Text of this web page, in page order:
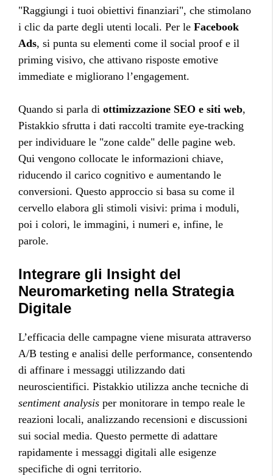
"Raggiungi i tuoi obiettivi finanziari", che stimolano
i clic da parte degli utenti locali. Per le Facebook
Ads, si punta su elementi come il social proof e il
priming visivo, che attivano risposte emotive
immediate e migliorano l’engagement.
Quando si parla di ottimizzazione SEO e siti web,
Pistakkio sfrutta i dati raccolti tramite eye-tracking
per individuare le "zone calde" delle pagine web.
Qui vengono collocate le informazioni chiave,
riducendo il carico cognitivo e aumentando le
conversioni. Questo approccio si basa su come il
cervello elabora gli stimoli visivi: prima i moduli,
poi i colori, le immagini, i numeri e, infine, le
parole.
Integrare gli Insight del
Neuromarketing nella Strategia
Digitale
L’efficacia delle campagne viene misurata attraverso
A/B testing e analisi delle performance, consentendo
di affinare i messaggi utilizzando dati
neuroscientifici. Pistakkio utilizza anche tecniche di
sentiment analysis per monitorare in tempo reale le
reazioni locali, analizzando recensioni e discussioni
sui social media. Questo permette di adattare
rapidamente i messaggi digitali alle esigenze
specifiche di ogni territorio.